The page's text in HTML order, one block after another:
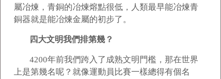
屬冶煉，青銅的冶煉熔點很低，人類最早能冶煉青
銅器就是能冶煉金屬的初步了。
四大文明我們排第幾？
4200年前我們跨入了成熟文明門檻，那在世界
上是第幾名呢？就像運動員比賽一樣總得有個名